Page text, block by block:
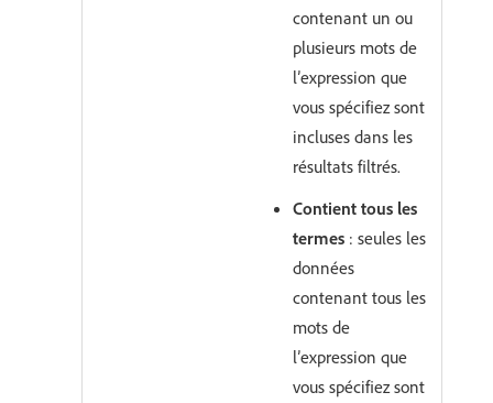
contenant un ou
plusieurs mots de
l’expression que
vous spécifiez sont
incluses dans les
résultats filtrés.
Contient tous les
termes : seules les
données
contenant tous les
mots de
l’expression que
vous spécifiez sont